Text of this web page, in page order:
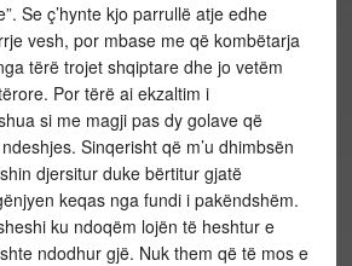
Se ç’hynte kjo parrullë atje edhe
vesh, por mbase me që kombëtarja
tërë trojet shqiptare dhe jo vetëm
Por tërë ai ekzaltim i
si me magji pas dy golave që
Sinqerisht që m’u dhimbsën
djersitur duke bërtitur gjatë
keqas nga fundi i pakëndshëm.
ku ndoqëm lojën të heshtur e
ndodhur gjë. Nuk them që të mos e